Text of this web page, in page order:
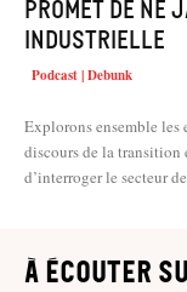
promet de ne
industrielle
Podcast | Debunk
Explorons ensemble
discours de la
d’interroger le secteur
à écouter